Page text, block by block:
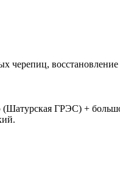
ГРЭС) +